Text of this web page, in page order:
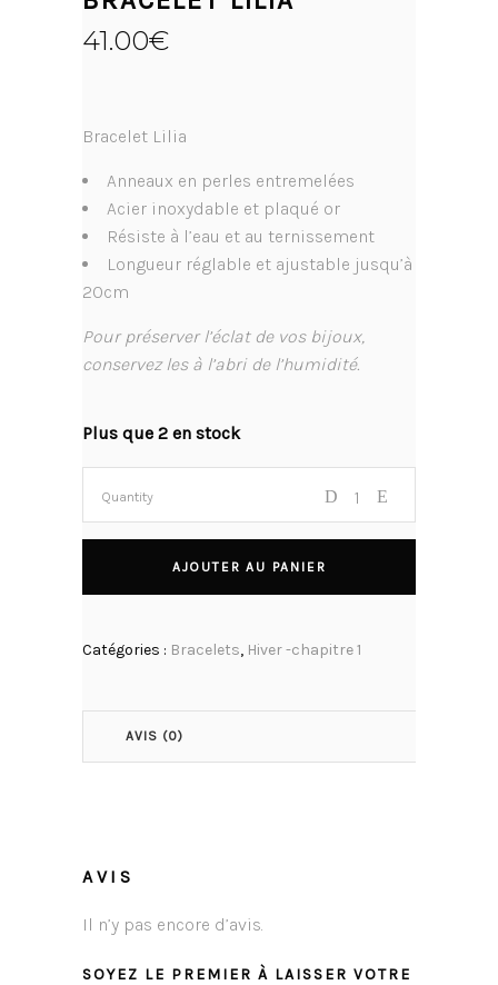
41.00€
Bracelet Lilia
Anneaux en perles entremelées
Acier inoxydable et plaqué or
Résiste à l’eau et au ternissement
Longueur réglable et ajustable jusqu’à
20cm
Pour préserver l’éclat de vos bijoux,
conservez les à l’abri de l’humidité.
Plus que 2 en stock
Quantity
AJOUTER AU PANIER
Catégories : Bracelets, Hiver -chapitre 1
AVIS (0)
AVIS
Il n’y pas encore d’avis.
SOYEZ LE PREMIER À LAISSER VOTRE